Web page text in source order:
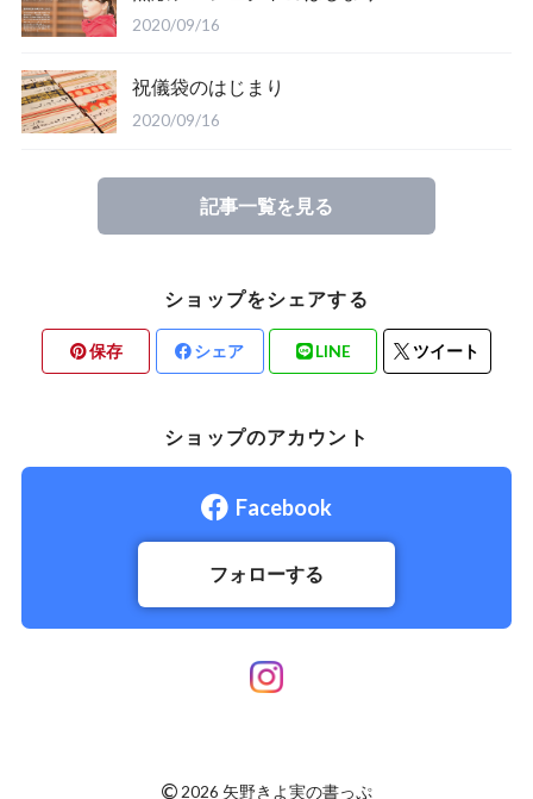
2020/09/16
祝儀袋のはじまり
2020/09/16
記事一覧を見る
ショップをシェアする
保存 シェア LINE ツイート
ショップのアカウント
Facebook
フォローする
© 2026 矢野きよ実の書っぷ